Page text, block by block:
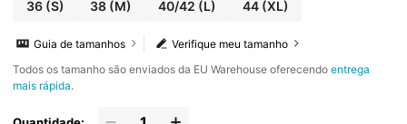
36(S) 38 (M) 40/42 (L) 44(XL)
Verifique meu tamanho
Guia de tamanhos
Todos os tamanho são enviados da EU Warehouse oferecendoentrega
mais rápida.